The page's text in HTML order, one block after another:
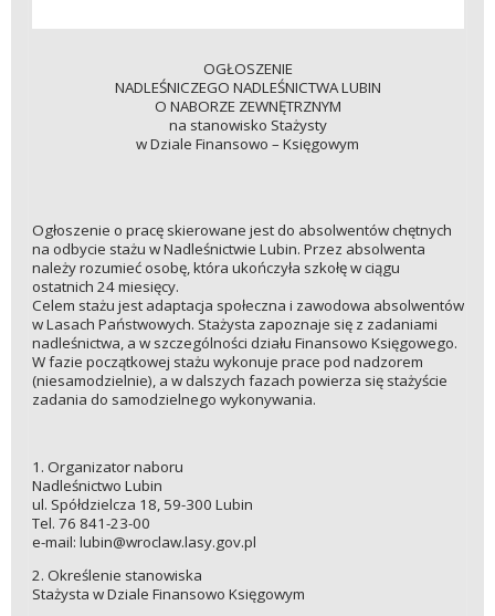
OGŁOSZENIE
NADLEŚNICZEGO NADLEŚNICTWA LUBIN
O NABORZE ZEWNĘTRZNYM
na stanowisko Stażysty
w Dziale Finansowo – Księgowym
Ogłoszenie o pracę skierowane jest do absolwentów chętnych
na odbycie stażu w Nadleśnictwie Lubin. Przez absolwenta
należy rozumieć osobę, która ukończyła szkołę w ciągu
ostatnich 24 miesięcy.
Celem stażu jest adaptacja społeczna i zawodowa absolwentów
w Lasach Państwowych. Stażysta zapoznaje się z zadaniami
nadleśnictwa, a w szczególności działu Finansowo Księgowego.
W fazie początkowej stażu wykonuje prace pod nadzorem
(niesamodzielnie), a w dalszych fazach powierza się stażyście
zadania do samodzielnego wykonywania.
1. Organizator naboru
Nadleśnictwo Lubin
ul. Spółdzielcza 18, 59-300 Lubin
Tel. 76 841-23-00
e-mail: lubin@wroclaw.lasy.gov.pl
2. Określenie stanowiska
Stażysta w Dziale Finansowo Księgowym